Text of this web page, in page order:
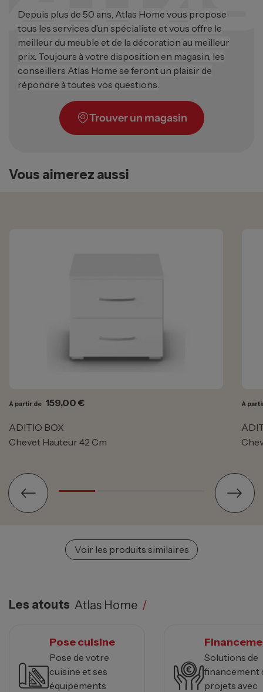
Depuis plus de 50 ans, Atlas Home vous propose
tous les services d’un spécialiste et vous offre le
meilleur du meuble et de la décoration au meilleur
prix. Toujours à votre disposition en magasin, les
conseillers Atlas Home se feront un plaisir de
répondre à toutes vos questions.
Trouver un magasin
Vous aimerez aussi
A partir de Prix
159,00 €
ADITIO BOX
Chevet Hauteur 42 Cm
A
Voir les produits similaires
Les atouts Atlas Home /
Pose cuisine
Pose de votre
cuisine et ses
équipements
Solutions de
financement
projets avec